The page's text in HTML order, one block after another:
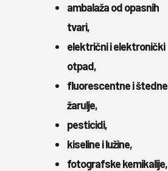
ambalaža od opasnih
tvari,
električni i elektronički
otpad,
fluorescentne i štedne
žarulje,
pesticidi,
kiseline i lužine,
fotografske kemikalije,